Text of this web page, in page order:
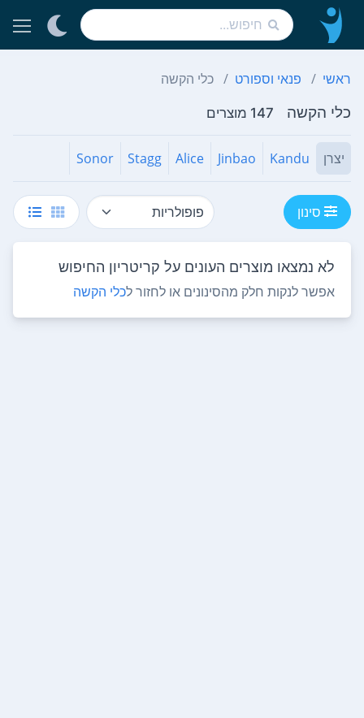
ראשי פנאי וספורט כלי הקשה
כלי הקשה 147 מוצרים
יצרן Kandu
Jinbao
Alice
Stagg
Sonor
סינון
לא נמצאו מוצרים העונים על קריטריון החיפוש
אפשר לנקות חלק מהסינונים או לחזור לכלי הקשה